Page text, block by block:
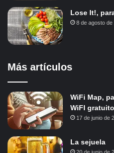
Lose It!,
8 de agosto de
Más artículos
WiFi Map,
WiFI
17 de junio de
La sejuela